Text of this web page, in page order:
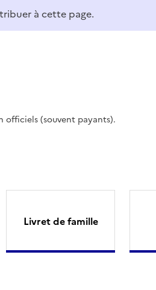
à cette page.
officiels (souvent payants).
Livret de famille